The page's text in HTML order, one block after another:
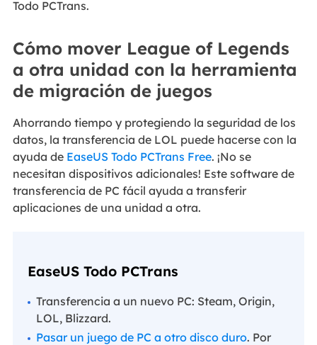
Todo PCTrans.
Cómo mover League of Legends
a otra unidad con la herramienta
de migración de juegos
Ahorrando tiempo y protegiendo la seguridad de los
datos, la transferencia de LOL puede hacerse con la
ayuda de EaseUS Todo PCTrans Free. ¡No se
necesitan dispositivos adicionales! Este software de
transferencia de PC fácil ayuda a transferir
aplicaciones de una unidad a otra.
EaseUS Todo PCTrans
Transferencia a un nuevo PC: Steam, Origin,
LOL, Blizzard.
Pasar un juego de PC a otro disco duro. Por